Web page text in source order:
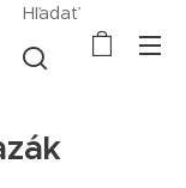
Hľadať